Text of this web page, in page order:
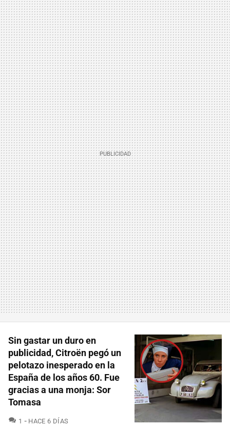
Sin gastar un duro en
publicidad, Citroën pegó un
pelotazo inesperado en la
España de los años 60. Fue
gracias a una monja: Sor
Tomasa
1 COMENTARIOS
HACE 6 DÍAS